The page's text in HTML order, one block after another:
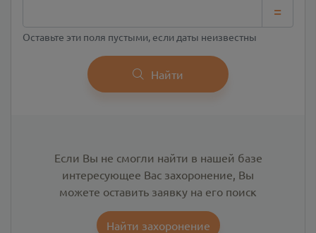
=
Оставьте эти поля пустыми, если даты неизвестны
Найти
Если Вы не смогли найти в нашей базе
интересующее Вас захоронение, Вы
можете оставить заявку на его поиск
Найти захоронение